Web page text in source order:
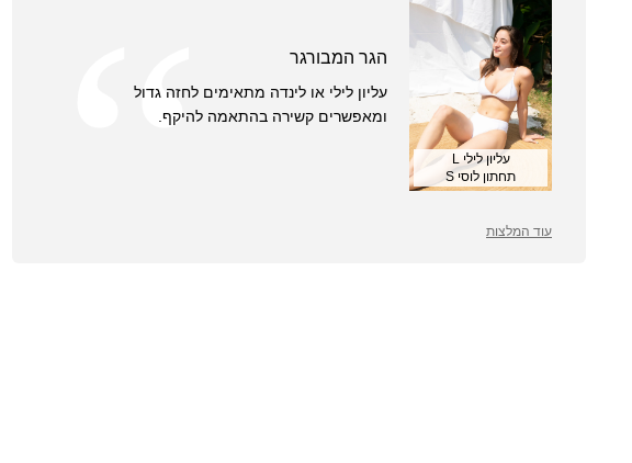
עליון לילי L
תחתון לוסי S
הגר המבורגר
עליון לילי או לינדה מתאימים לחזה גדול
ומאפשרים קשירה בהתאמה להיקף.
עוד המלצות